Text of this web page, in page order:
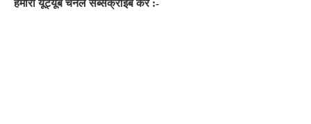
हमारा यूट्यूब चैनल सब्सक्राइब करें :-